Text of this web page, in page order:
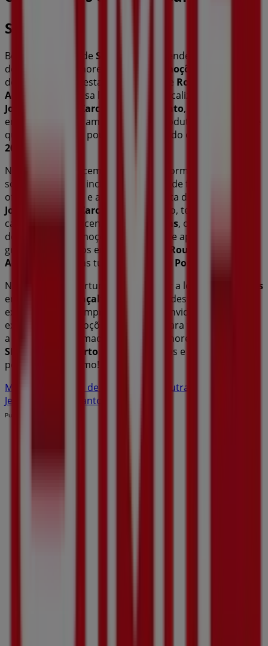
SMF Jeans
Bem-vindo à loja de SMF Jeans
na Tiendeo, onde podes
descobrir as melhores
promoções
desta marca de destaque no setor de Roupa, Sapatos e
Acessórios
. A nossa loja física está localizada em
João Gonçalves Zarco, 64
Porto Santo, e nela
encontrarás uma ampla gama de produtos de qualidade
que te permitirão poupar durante todo o
2026
Na Tiendeo oferecemos-te toda a informação atualizada
sobre
, incluindo horários de funcionamento,
ofertas exclusivas e a localização exata da loja em
João Gonçalves Zarco, 64
. Além disso, terás acesso aos
catálogos mais recentes de
SMF Jeans, onde poderás
descobrir as promoções mais atuais e aproveitar
grandes descontos em produtos de
Roupa, Sapatos e
Acessórios
para as tuas compras em Porto Santo
Não percas a oportunidade de visitar a loja de
SMF Jeans
em
Rua João Gonçalves Zarco, 64
e desfrutar de uma
experiência de compra completa. Convidamos-te a
explorar as promoções que temos para ti este
a manter-te informado sobre as melhores ofertas de
SMF Jeans
Porto Santo
. Visita-nos e começa a
poupar hoje mesmo!
Mais informações de SMF Jeans
Ver outras lojas de SMF
Jeans em Porto Santo
Publicidade